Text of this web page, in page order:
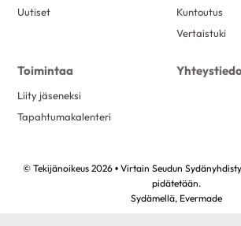
Uutiset
Kuntoutus
Vertaistuki
Toimintaa
Liity jäseneksi
Tapahtumakalenteri
© Tekijänoikeus 2026 • Virtain Seudun
pidätetään.
Sydämellä, Evermade